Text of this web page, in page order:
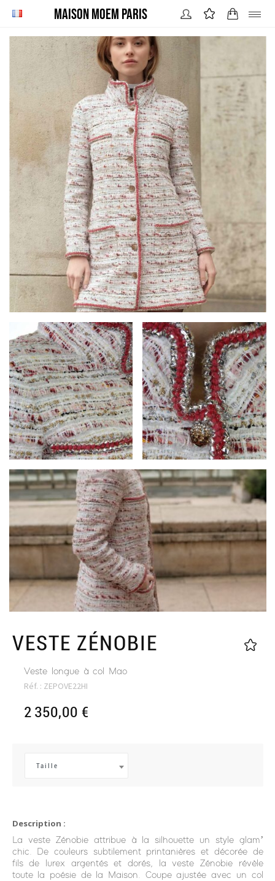
Maison MOEM Paris
BUSTIERS / TOPS
JUPES
PANTALONS
ROBES
VESTES / MANTEAUX
LOOKS
STORY
VESTE ZÉNOBIE
Veste longue à col Mao
Réf. : ZEPOVE22HI
2 350,00 €
Taille
Description :
La veste Zénobie attribue à la silhouette un style glam’
chic. De couleurs subtilement printanières et décorée de
fils de lurex argentés et dorés, la veste Zénobie révèle
toute la poésie de la Maison. Coupe ajustée avec un col